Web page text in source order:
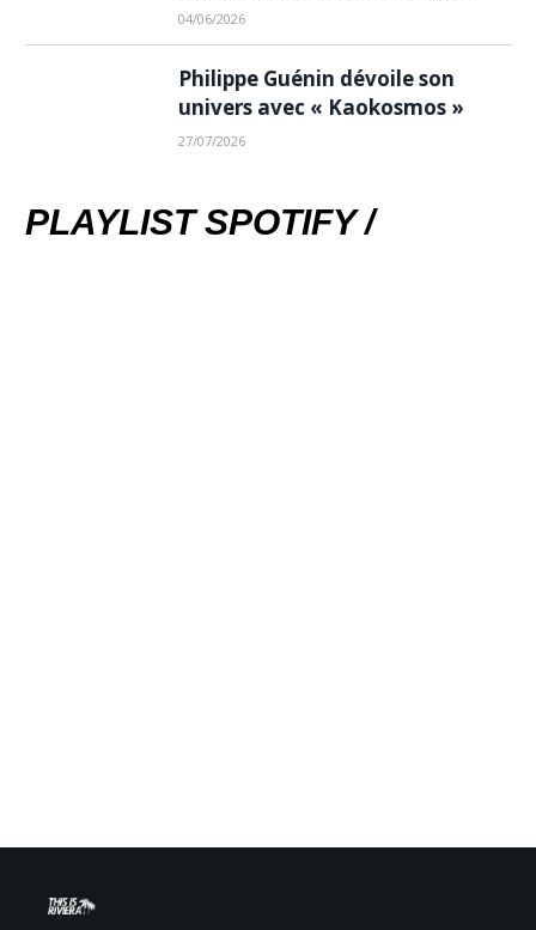
04/06/2026
Philippe Guénin dévoile son
univers avec « Kaokosmos »
27/07/2026
PLAYLIST SPOTIFY /